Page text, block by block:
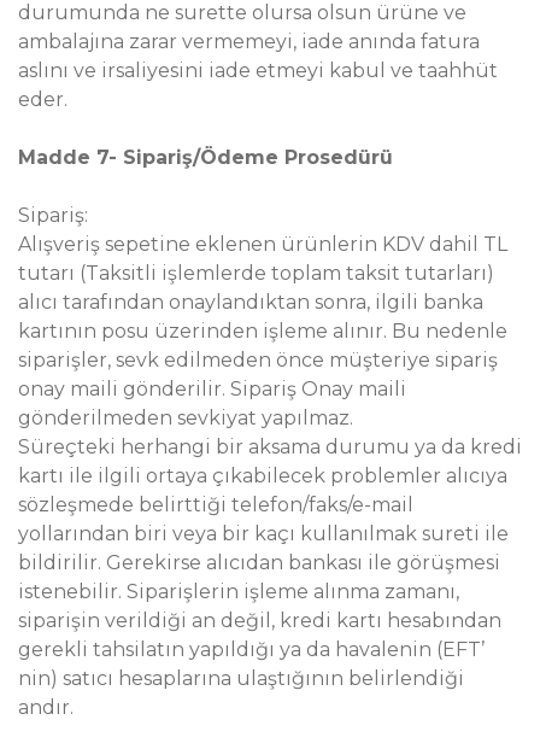
durumunda ne surette olursa olsun ürüne ve
ambalajına zarar vermemeyi, iade anında fatura
aslını ve irsaliyesini iade etmeyi kabul ve taahhüt
eder.
Madde 7- Sipariş/Ödeme Prosedürü
Sipariş:
Alışveriş sepetine eklenen ürünlerin KDV dahil TL
tutarı (Taksitli işlemlerde toplam taksit tutarları)
alıcı tarafından onaylandıktan sonra, ilgili banka
kartının posu üzerinden işleme alınır. Bu nedenle
siparişler, sevk edilmeden önce müşteriye sipariş
onay maili gönderilir. Sipariş Onay maili
gönderilmeden sevkiyat yapılmaz.
Süreçteki herhangi bir aksama durumu ya da kredi
kartı ile ilgili ortaya çıkabilecek problemler alıcıya
sözleşmede belirttiği telefon/faks/e-mail
yollarından biri veya bir kaçı kullanılmak sureti ile
bildirilir. Gerekirse alıcıdan bankası ile görüşmesi
istenebilir. Siparişlerin işleme alınma zamanı,
siparişin verildiği an değil, kredi kartı hesabından
gerekli tahsilatın yapıldığı ya da havalenin (EFT’
nin) satıcı hesaplarına ulaştığının belirlendiği
andır.